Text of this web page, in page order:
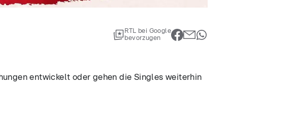
RTL bei Google
bevorzugen
entwickelt oder gehen die Singles weiterhin
entwickelt oder gehen die Singles